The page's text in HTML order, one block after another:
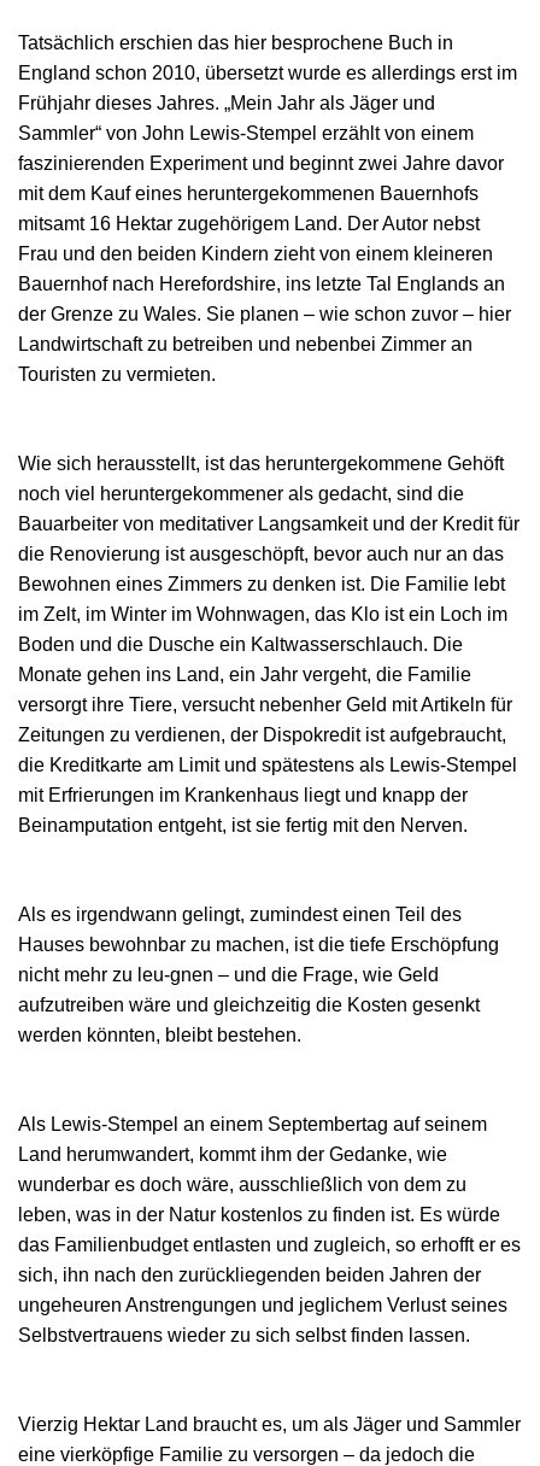
Tatsächlich erschien das hier besprochene Buch in
England schon 2010, übersetzt wurde es allerdings erst im
Frühjahr dieses Jahres. „Mein Jahr als Jäger und
Sammler“ von John Lewis-Stempel erzählt von einem
faszinierenden Experiment und beginnt zwei Jahre davor
mit dem Kauf eines heruntergekommenen Bauernhofs
mitsamt 16 Hektar zugehörigem Land. Der Autor nebst
Frau und den beiden Kindern zieht von einem kleineren
Bauernhof nach Herefordshire, ins letzte Tal Englands an
der Grenze zu Wales. Sie planen – wie schon zuvor – hier
Landwirtschaft zu betreiben und nebenbei Zimmer an
Touristen zu vermieten.
Wie sich herausstellt, ist das heruntergekommene Gehöft
noch viel heruntergekommener als gedacht, sind die
Bauarbeiter von meditativer Langsamkeit und der Kredit für
die Renovierung ist ausgeschöpft, bevor auch nur an das
Bewohnen eines Zimmers zu denken ist. Die Familie lebt
im Zelt, im Winter im Wohnwagen, das Klo ist ein Loch im
Boden und die Dusche ein Kaltwasserschlauch. Die
Monate gehen ins Land, ein Jahr vergeht, die Familie
versorgt ihre Tiere, versucht nebenher Geld mit Artikeln für
Zeitungen zu verdienen, der Dispokredit ist aufgebraucht,
die Kreditkarte am Limit und spätestens als Lewis-Stempel
mit Erfrierungen im Krankenhaus liegt und knapp der
Beinamputation entgeht, ist sie fertig mit den Nerven.
Als es irgendwann gelingt, zumindest einen Teil des
Hauses bewohnbar zu machen, ist die tiefe Erschöpfung
nicht mehr zu leu-gnen – und die Frage, wie Geld
aufzutreiben wäre und gleichzeitig die Kosten gesenkt
werden könnten, bleibt bestehen.
Als Lewis-Stempel an einem Septembertag auf seinem
Land herumwandert, kommt ihm der Gedanke, wie
wunderbar es doch wäre, ausschließlich von dem zu
leben, was in der Natur kostenlos zu finden ist. Es würde
das Familienbudget entlasten und zugleich, so erhofft er es
sich, ihn nach den zurückliegenden beiden Jahren der
ungeheuren Anstrengungen und jeglichem Verlust seines
Selbstvertrauens wieder zu sich selbst finden lassen.
Vierzig Hektar Land braucht es, um als Jäger und Sammler
eine vierköpfige Familie zu versorgen – da jedoch die